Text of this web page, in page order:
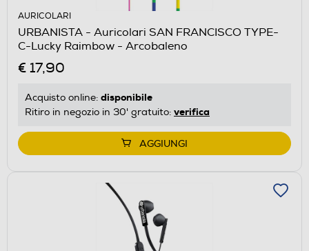
AURICOLARI
URBANISTA - Auricolari SAN FRANCISCO TYPE-
C-Lucky Raimbow - Arcobaleno
€ 17,90
Acquisto online: disponibile
Ritiro in negozio in 30' gratuito: verifica
AGGIUNGI